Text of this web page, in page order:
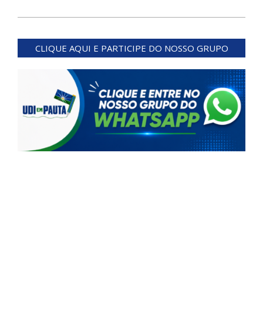
07-
CLIQUE AQUI E PARTICIPE DO NOSSO GRUPO